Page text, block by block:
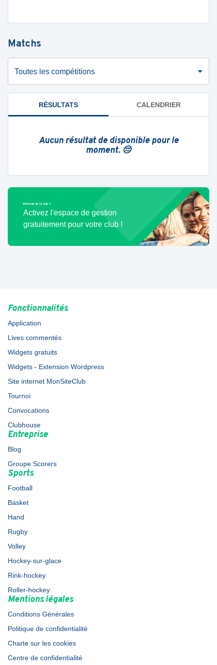
Matchs
Toutes les compétitions
RÉSULTATS CALENDRIER
Aucun résultat de disponible pour le
moment. 😔
Bénévole de ce club ?
Activez l'espace de gestion
gratuitement pour votre club !
Fonctionnalités
Application
Lives commentés
Widgets gratuits
Widgets - Extension Wordpress
Site internet MonSiteClub
Tournoi
Convocations
Clubhouse
Entreprise
Blog
Groupe Scorers
Sports
Football
Basket
Hand
Rugby
Volley
Hockey-sur-glace
Rink-hockey
Roller-hockey
Mentions légales
Conditions Générales
Politique de confidentialité
Charte sur les cookies
Centre de confidentialité